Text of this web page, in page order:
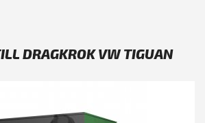
DRAGKROK VW TIGUAN